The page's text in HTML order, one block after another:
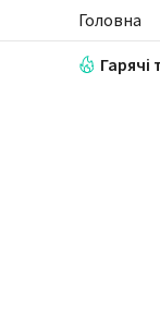
Головна
Гарячі